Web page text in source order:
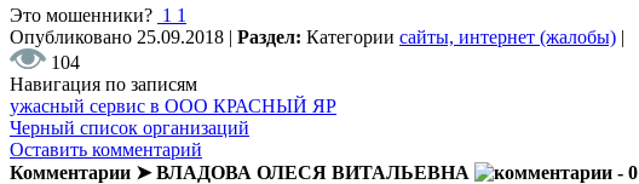
Это мошенники? 1 1
Опубликовано 25.09.2018 | Раздел: Категории сайты, интернет (жалобы) |
104
Навигация по записям
ужасный сервис в ООО КРАСНЫЙ ЯР
Черный список организаций
Оставить комментарий
Комментарии ➤ ВЛАДОВА ОЛЕСЯ ВИТАЛЬЕВНА
- 0